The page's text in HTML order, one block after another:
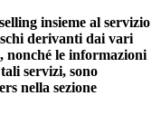
insieme al servizio
derivanti dai vari
nonché le informazioni
servizi, sono
nella sezione